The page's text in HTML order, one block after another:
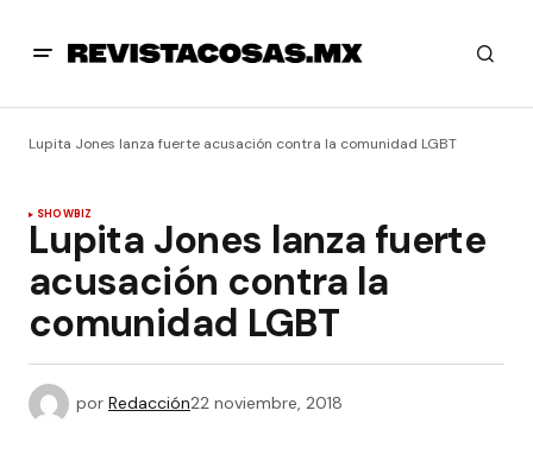
Lupita Jones lanza fuerte acusación contra la comunidad LGBT
SHOWBIZ
Lupita Jones lanza fuerte
acusación contra la
comunidad LGBT
por Redacción22 noviembre, 2018